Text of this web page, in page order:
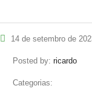
14 de setembro de
Posted by: ricardo
Categorias: